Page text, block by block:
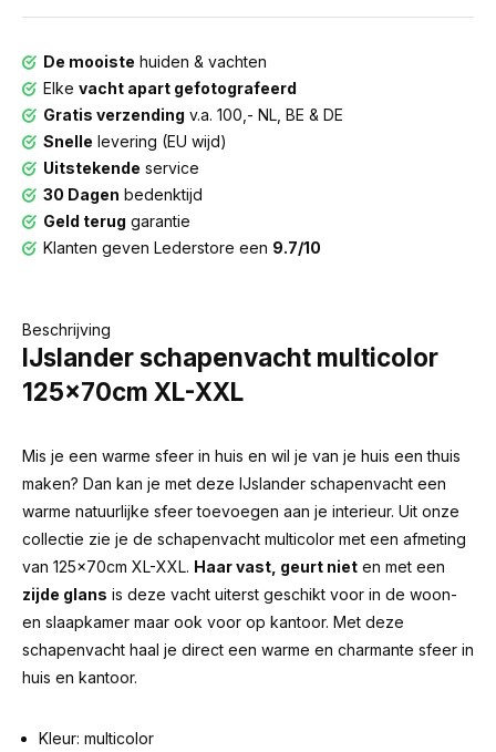
De mooiste huiden & vachten
Elke vacht apart gefotografeerd
Gratis verzending v.a. 100,- NL, BE & DE
Snelle levering (EU wijd)
Uitstekende service
30 Dagen bedenktijd
Geld terug garantie
Klanten geven Lederstore een 9.7/10
Beschrijving
IJslander schapenvacht multicolor
125x70cm XL-XXL
Mis je een warme sfeer in huis en wil je van je huis een thuis
maken? Dan kan je met deze IJslander schapenvacht een
warme natuurlijke sfeer toevoegen aan je interieur. Uit onze
collectie zie je de schapenvacht multicolor met een afmeting
van 125x70cm XL-XXL. Haar vast, geurt niet en met een
zijde glans is deze vacht uiterst geschikt voor in de woon-
en slaapkamer maar ook voor op kantoor. Met deze
schapenvacht haal je direct een warme en charmante sfeer in
huis en kantoor.
Kleur: multicolor